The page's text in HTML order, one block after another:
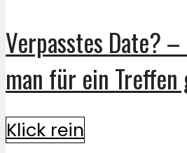
Verpasstes Date?
man für ein Treffen
Klick rein